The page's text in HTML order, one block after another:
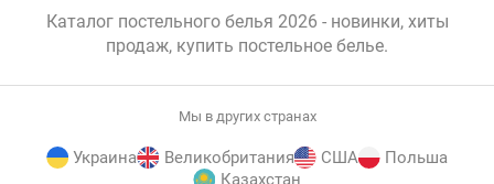
Каталог постельного белья 2026 - новинки, хиты
продаж, купить постельное белье.
Мы в других странах
Украина Великобритания США
Польша
Казахстан